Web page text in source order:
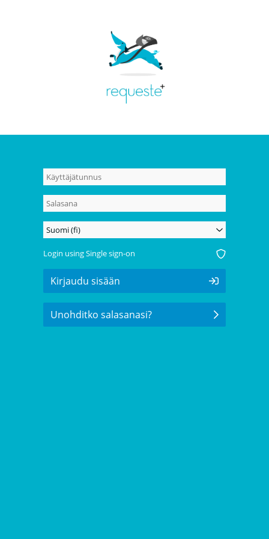
Suomi (fi)
Login using Single sign-on
Kirjaudu sisään
Unohditko salasanasi?